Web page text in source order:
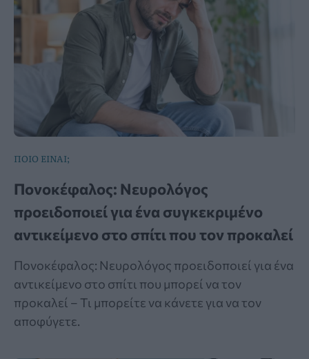
ΠΟΙΟ ΕΙΝΑΙ;
Πονοκέφαλος: Νευρολόγος
προειδοποιεί για ένα συγκεκριμένο
αντικείμενο στο σπίτι που τον προκαλεί
Πονοκέφαλος: Νευρολόγος προειδοποιεί για ένα
αντικείμενο στο σπίτι που μπορεί να τον
προκαλεί – Τι μπορείτε να κάνετε για να τον
αποφύγετε.